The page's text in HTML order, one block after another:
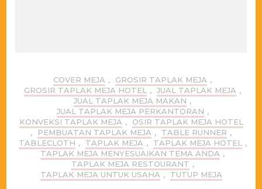
COVER MEJA , GROSIR TAPLAK MEJA ,
GROSIR TAPLAK MEJA HOTEL
, JUAL TAPLAK MEJA ,
JUAL TAPLAK MEJA MAKAN ,
JUAL TAPLAK MEJA PERKANTORAN ,
KONVEKSI TAPLAK MEJA ,
OSIR TAPLAK MEJA HOTEL
,
PEMBUATAN TAPLAK MEJA , TABLE RUNNER ,
TABLECLOTH , TAPLAK MEJA , TAPLAK MEJA HOTEL
,
TAPLAK MEJA MENYESUAIKAN TEMA ANDA ,
TAPLAK MEJA RESTOURANT ,
TAPLAK MEJA UNTUK USAHA , TUTUP MEJA